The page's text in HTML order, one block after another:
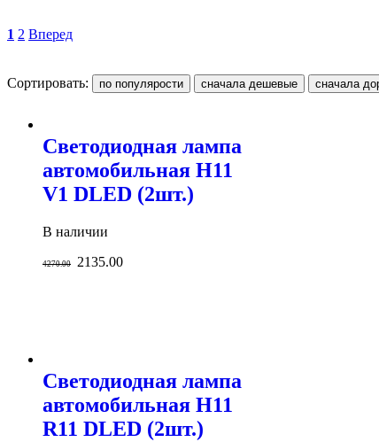
1 2 Вперед
Сортировать:
Светодиодная лампа
автомобильная H11
V1 DLED (2шт.)
В наличии
4270.00 2135.00
Светодиодная лампа
автомобильная H11
R11 DLED (2шт.)